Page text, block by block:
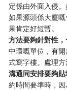
定係由外面入侵
如果源頭係大廈
果肯定好短暫。
方法要夠針對性
中環嘅單位，有
式寫字樓。處理方
溝通同安排要夠
約時間要準時，